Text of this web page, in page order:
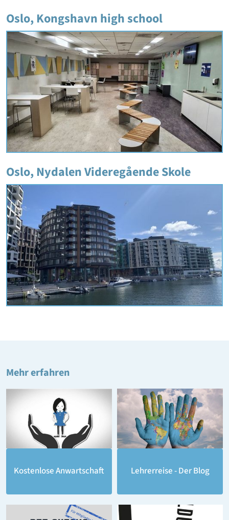
Oslo, Kongshavn high school
Oslo, Nydalen Videregående Skole
Mehr erfahren
Kostenlose Anwartschaft Lehrerreise - Der Blog